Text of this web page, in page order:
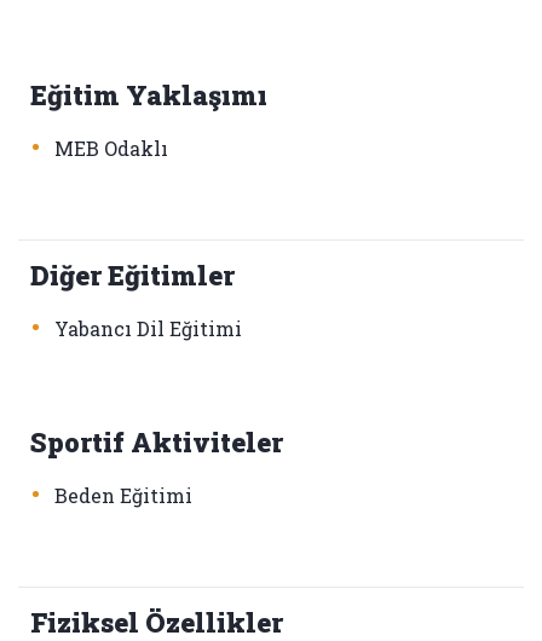
Eğitim Yaklaşımı
• MEB Odaklı
Diğer Eğitimler
• Yabancı Dil Eğitimi
Sportif Aktiviteler
• Beden Eğitimi
Fiziksel Özellikler